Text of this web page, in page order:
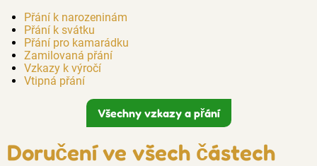
Přání k narozeninám
Přání k svátku
Přání pro kamarádku
Zamilovaná přání
Vzkazy k výročí
Vtipná přání
Všechny vzkazy a přání
Doručení ve všech částech